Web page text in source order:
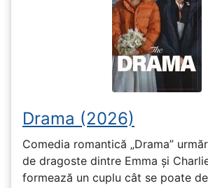
Drama (2026)
Comedia romantică „Drama”
de dragoste dintre Emma și
formează un cuplu cât se poate